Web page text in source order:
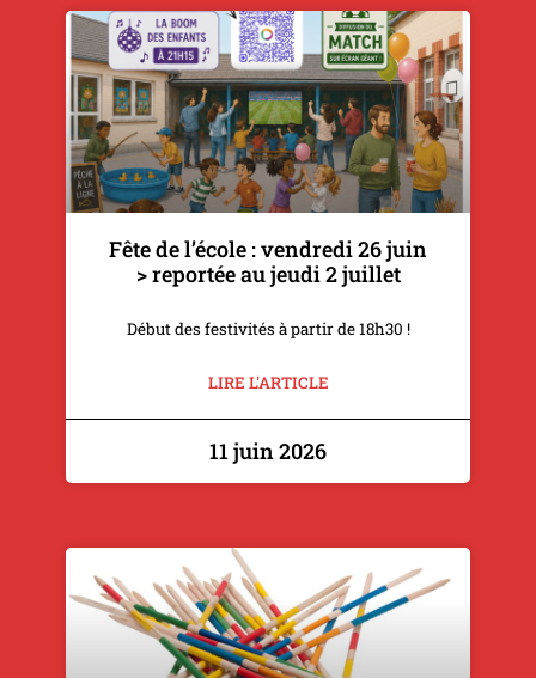
Fête de l’école : vendredi 26 juin
> reportée au jeudi 2 juillet
Début des festivités à partir de 18h30 !
LIRE L'ARTICLE
11 juin 2026